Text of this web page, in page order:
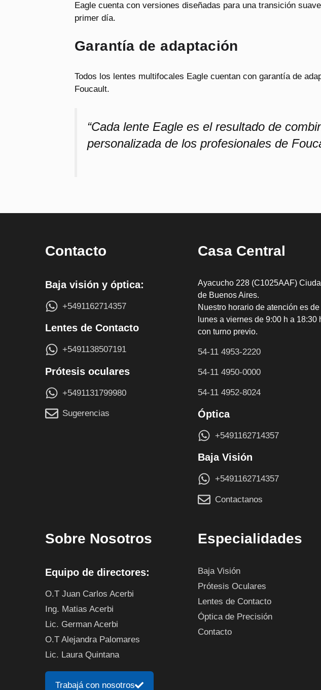
Eagle cuenta con versiones diseñadas para una transición
primer día.
Garantía de adaptación
Todos los lentes multifocales Eagle cuentan con garantía de
Foucault.
“Cada lente Eagle es el resultado de
personalizada de los profesionales de
Contacto
Baja visión y óptica:
+5491162714357
Lentes de Contacto
+5491138507191
Prótesis oculares
+5491131799980
Sugerencias
Casa Central
Ayacucho 228 (C1025AAF)
de Buenos Aires.
Nuestro horario de atención es de
lunes a viernes de 9:00 h a 18:30
con turno previo.
54-11 4953-2220
54-11 4950-0000
54-11 4952-8024
Óptica
+5491162714357
Baja Visión
+5491162714357
Contactanos
Sobre Nosotros
Equipo de directores:
O.T Juan Carlos Acerbi
Ing. Matias Acerbi
Lic. German Acerbi
O.T Alejandra Palomares
Lic. Laura Quintana
Trabajá con nosotros
Especialidades
Baja Visión
Prótesis Oculares
Lentes de Contacto
Óptica de Precisión
Contacto